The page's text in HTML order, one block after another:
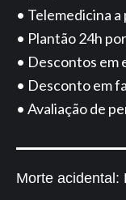
• Telemedicina
• Plantão 24h
• Descontos em
• Desconto em
• Avaliação de
Morte acidental: